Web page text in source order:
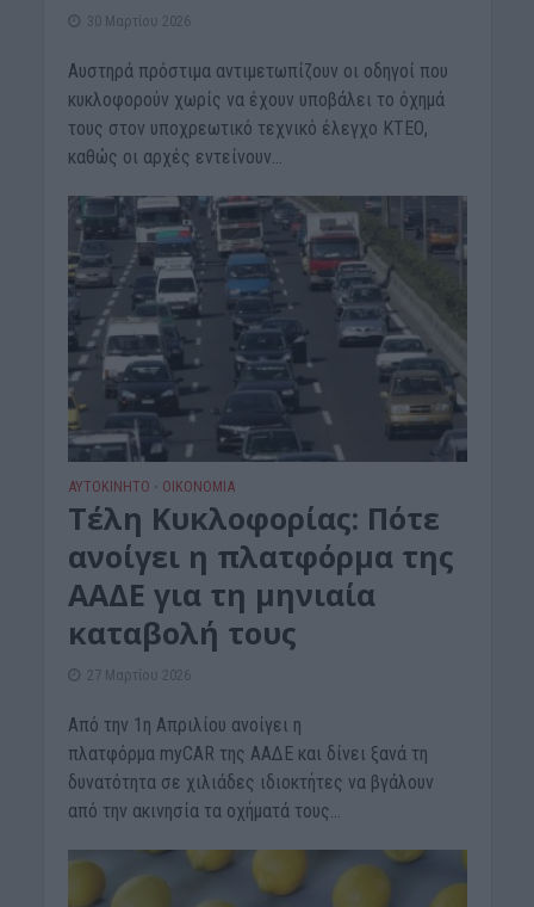
30 Μαρτίου 2026
Αυστηρά πρόστιμα αντιμετωπίζουν οι οδηγοί που
κυκλοφορούν χωρίς να έχουν υποβάλει το όχημά
τους στον υποχρεωτικό τεχνικό έλεγχο ΚΤΕΟ,
καθώς οι αρχές εντείνουν...
ΑΥΤΟΚΙΝΗΤΟ • ΟΙΚΟΝΟΜΙΑ
Τέλη Κυκλοφορίας: Πότε
ανοίγει η πλατφόρμα της
ΑΑΔΕ για τη μηνιαία
καταβολή τους
27 Μαρτίου 2026
Από την 1η Απριλίου ανοίγει η
πλατφόρμα myCAR της ΑΑΔΕ και δίνει ξανά τη
δυνατότητα σε χιλιάδες ιδιοκτήτες να βγάλουν
από την ακινησία τα οχήματά τους...